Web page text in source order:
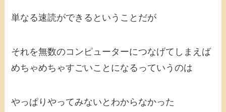
単なる速読ができるということだが
それを無数のコンピューターにつなげてしまえば
めちゃめちゃすごいことになるっていうのは
やっぱりやってみないとわからなかった